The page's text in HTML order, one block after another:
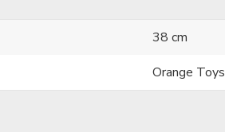
38 cm
Orange Toys